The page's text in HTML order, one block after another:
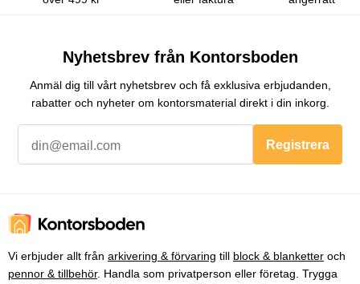
Nyhetsbrev från Kontorsboden
Anmäl dig till vårt nyhetsbrev och få exklusiva erbjudanden,
rabatter och nyheter om kontorsmaterial direkt i din inkorg.
Registrera
Vi erbjuder allt från arkivering & förvaring till block & blanketter och
pennor & tillbehör. Handla som privatperson eller företag. Trygga